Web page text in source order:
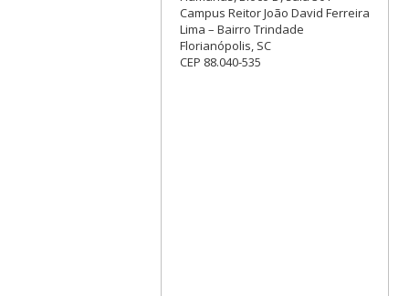
Campus Reitor João David Ferreira
Lima – Bairro Trindade
Florianópolis, SC
CEP 88.040-535